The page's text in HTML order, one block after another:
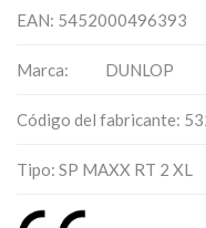
EAN: 5452000496393
Marca: DUNLOP
Código del fabricante:
Tipo: SP MAXX RT 2 XL